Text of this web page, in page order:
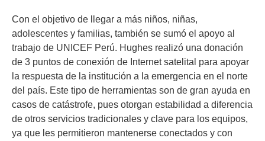
Con el objetivo de llegar a más niños, niñas,
adolescentes y familias, también se sumó el apoyo al
trabajo de UNICEF Perú. Hughes realizó una donación
de 3 puntos de conexión de Internet satelital para apoyar
la respuesta de la institución a la emergencia en el norte
del país. Este tipo de herramientas son de gran ayuda en
casos de catástrofe, pues otorgan estabilidad a diferencia
de otros servicios tradicionales y clave para los equipos,
ya que les permitieron mantenerse conectados y con